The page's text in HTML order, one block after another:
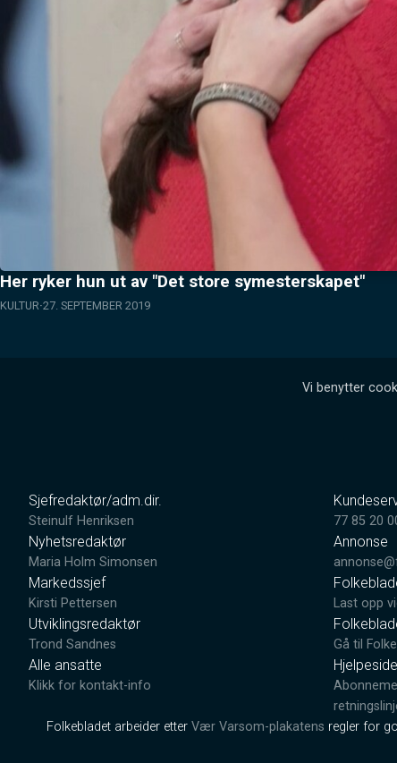
Her ryker hun ut av "Det store symesterskapet"
KULTUR 27. SEPTEMBER 2019
Vi benytter
Sjefredaktør/adm.dir.
Steinulf Henriksen
Nyhetsredaktør
Maria Holm Simonsen
Markedssjef
Kirsti Pettersen
Utviklingsredaktør
Trond Sandnes
Alle ansatte
Klikk for kontakt-info
77 85 20
Annonse
Last opp
Gå til
Hjelpeside
Folkebladet arbeider etter Vær Varsom-plakatens regler for